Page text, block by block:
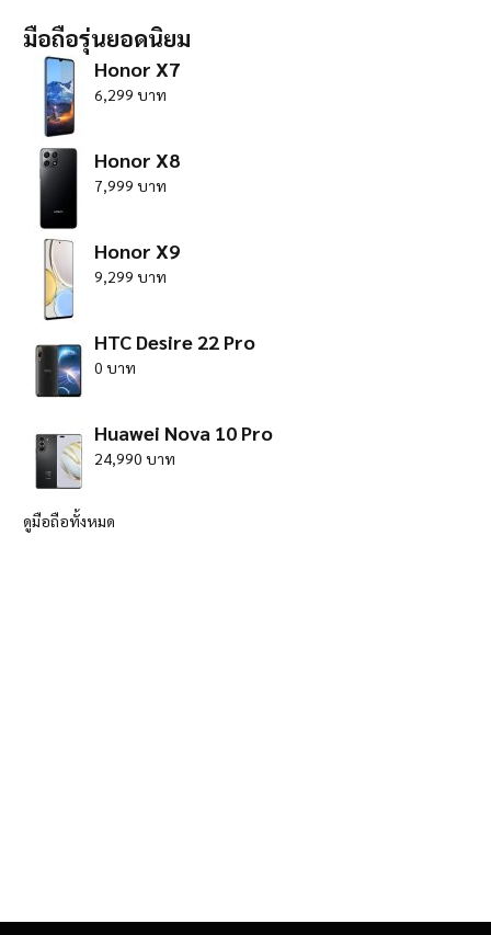
มือถือรุ่นยอดนิยม
Honor X7
6,299 บาท
Honor X8
7,999 บาท
Honor X9
9,299 บาท
HTC Desire 22 Pro
0 บาท
Huawei Nova 10 Pro
24,990 บาท
ดูมือถือทั้งหมด